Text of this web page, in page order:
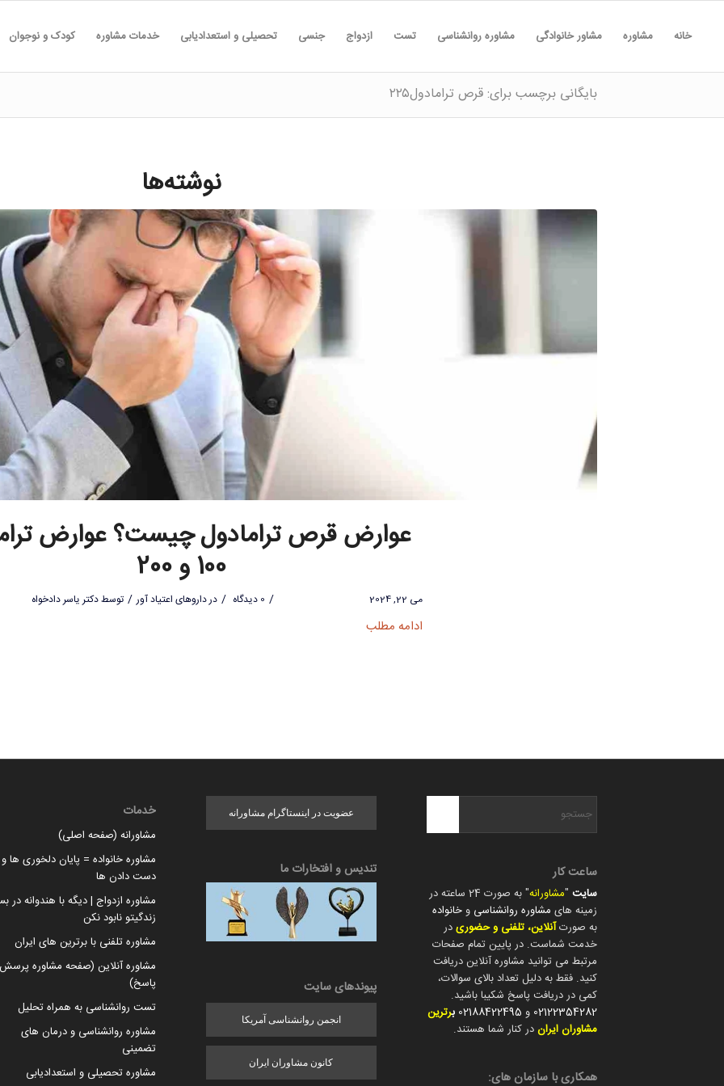
خانه مشاوره مشاور خانوادگی مشاوره روانشناسی تست ازدواج جنسی تحصیلی و استعدادیابی خدمات مشاوره کودک و نوجوان
بایگانی برچسب برای: قرص ترامادول۲۲۵
نوشته‌ها
عوارض قرص ترامادول چیست؟ عوارض
100 و 200
می 22, 2024 / 0 دیدگاه / درداروهای اعتیاد آور / توسطدکتر یاسر دادخواه
ادامه مطلب
ساعت کار
سایت "مشاورانه
" به صورت 24 ساعته در
زمینه های مشاوره روانشناسی و خانواده
به صورتآنلاین، تلفنی و حضوریدر
خدمت شماست. در پایین تمام صفحات
مرتبط می توانید مشاوره آنلاین دریافت
کنید. فقط به دلیل تعداد بالای سوالات،
کمی در دریافت پاسخ شکیبا باشید.
02122354282 و 02188422495 برترین
مشاوران ایراندر کنار شما هستند.
همکاری با سازمان های:
عضویت در اینستاگرام مشاورانه
تندیس و افتخارات ما
پیوندهای سایت
انجمن روانشناسی آمریکا
کانون مشاوران ایران
خدمات
مشاورانه (صفحه اصلی)
مشاوره خانواده = پایان دلخوری ها و
دست دادن ها
مشاوره ازدواج | دیگه با هندوانه در
زندگیتو نابود نکن
مشاوره تلفنی با برترین های ایران
مشاوره آنلاین (صفحه مشاوره
پاسخ)
تست روانشناسی به همراه تحلیل
مشاوره روانشناسی و درمان های
تضمینی
مشاوره تحصیلی و استعدادیابی